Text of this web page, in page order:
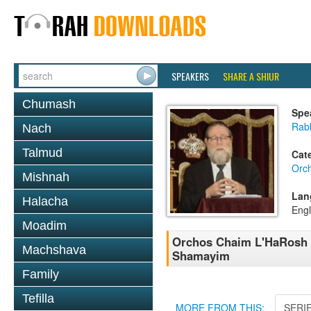
SPEAKERS SHARE A SHIUR
Chumash
Nach
Talmud
Mishnah
Halacha
Moadim
Machshava
Family
Tefilla
Orchos Chaim
Shamayim
MORE FROM THIS: